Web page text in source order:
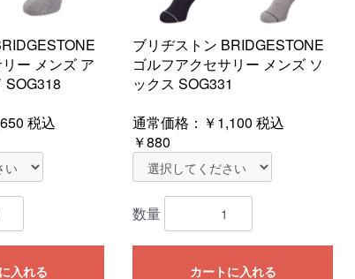
ー メンズ ア
SOG318
税込
入れる
ブリヂストン BRIDGESTONE
ゴルフアクセサリー メンズ ソ
ックス SOG331
通常価格： ￥1,100 税込
￥880
数量
カートに入れる